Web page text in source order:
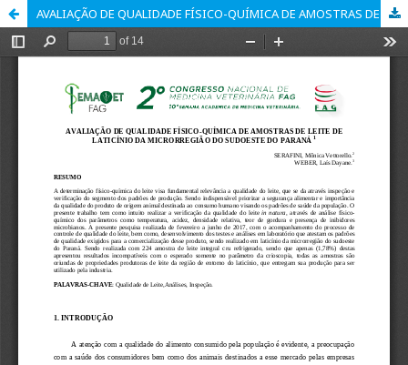
AVALIAÇÃO DE QUALIDADE FÍSICO-QUÍMICA DE AMOSTRAS DE LEITE DE LATICÍNIO DA MICRORREGIÃO DO SUDOESTE DO PARANÁ